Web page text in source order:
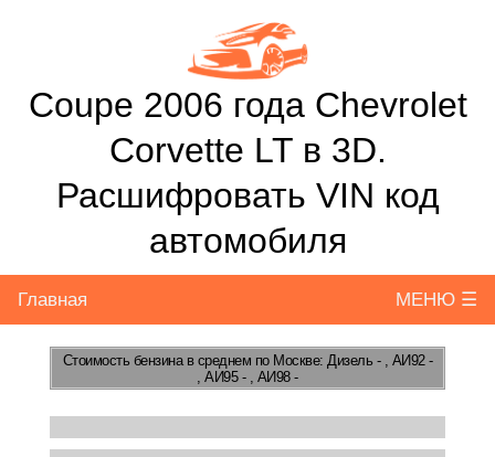
Coupe 2006 года Chevrolet
Corvette LT в 3D.
Расшифровать VIN код
автомобиля
Главная МЕНЮ ☰
Стоимость бензинав среднем по Москве: Дизель - , АИ92 -
, АИ95 - , АИ98 -